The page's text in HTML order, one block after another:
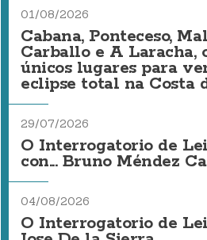
01/08/2026
Cabana, Ponteceso,
Carballo e A Laracha,
únicos lugares para
eclipse total na Costa
29/07/2026
O Interrogatorio de
con... Bruno Méndez
04/08/2026
O Interrogatorio de